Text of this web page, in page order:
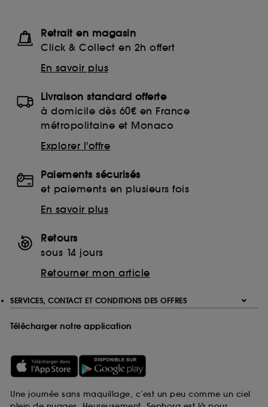
Retrait en magasin
Click & Collect en 2h offert
En savoir plus
Livraison standard offerte
à domicile dès 60€ en France
métropolitaine et Monaco
Explorer l'offre
Paiements sécurisés
et paiements en plusieurs fois
En savoir plus
Retours
sous 14 jours
Retourner mon article
SERVICES, CONTACT ET CONDITIONS DES OFFRES
Télécharger notre application
Une journée sans maquillage, c’est un peu comme un ciel